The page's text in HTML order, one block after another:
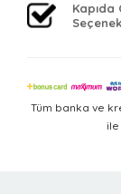
Kapıda
Tüm banka ve
ile